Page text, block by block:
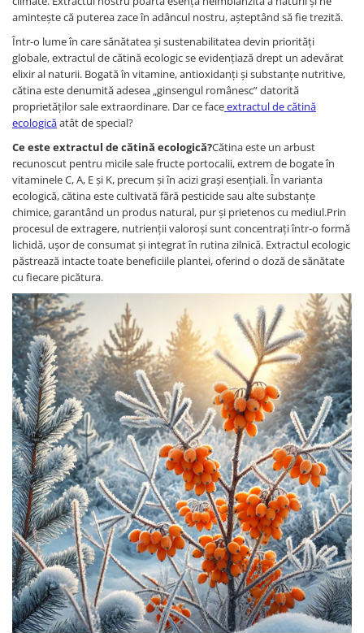
amintește că puterea zace în adâncul nostru, așteptând să fie trezită.
Într-o lume în care sănătatea și sustenabilitatea devin priorități
globale, extractul de cătină ecologic se evidențiază drept un adevărat
elixir al naturii. Bogată în vitamine, antioxidanți și substanțe nutritive,
cătina este denumită adesea „ginsengul românesc” datorită
proprietăților sale extraordinare. Dar ce faceextractul de cătină
ecologicăatât de special?
Ce este extractul de cătină ecologică?Cătina este un arbust
recunoscut pentru micile sale fructe portocalii, extrem de bogate în
vitaminele C, A, E și K, precum și în acizi grași esențiali. În varianta
ecologică, cătina este cultivată fără pesticide sau alte substanțe
chimice, garantând un produs natural, pur și prietenos cu mediul.Prin
procesul de extragere, nutrienții valoroși sunt concentrați într-o formă
lichidă, ușor de consumat și integrat în rutina zilnică. Extractul ecologic
păstrează intacte toate beneficiile plantei, oferind o doză de sănătate
cu fiecare picătura.